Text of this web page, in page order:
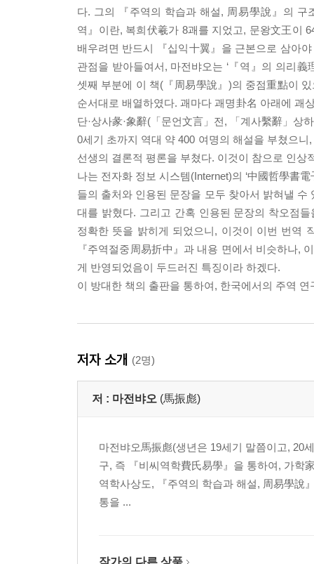
다. 그의 『주역의 학습과 해설, 周易學說』의 구
역』이란, 복희伏羲가 8괘를 지었고, 문왕文王이
배우려면 반드시 『십익十翼』을 근본으로 삼아
관점을 받아들여서, 마전뱌오는 ‘『역』의 의리
셋째 부분에 이 책(『周易學說』)의 중점重點이
순서대로 배열하였다. 괘마다 괘명卦名 아래에 괘
단·상사彖·象辭(「문언文言」전, 「계사繫辭」
0세기 초까지 역대 약 400 여명의 해설을 부쳤으
선생의 결론적 평론을 부쳤다. 이것이 참으로 인상
나는 전자화 정보 시스템(Internet)의 ‘中國哲學書
들의 출처와 인용된 문장을 모두 찾아서 밝혀낼
대를 밝혔다. 그리고 간혹 인용된 문장의 착오점
정확한 뜻을 밝히게 되었으니, 이것이 이번 번역
『주역절중周易折中』과 내용 면에서 비슷하나,
게 반영되었음이 두드러진 특징이라 하겠다.
이 방대한 책의 출판을 통하여, 한국에서의 주역
저자 소개 (2명)
저 : 마전뱌오 (馬振彪)
마전뱌오馬振彪(생년은 19세기 말쯤이고, 20
구, 즉 『비씨역학費氏易學』을 통하여, 가학
역학사상도, 『주역의 학습과 해설, 周易學說
통을 ...
작가의 다른 상품